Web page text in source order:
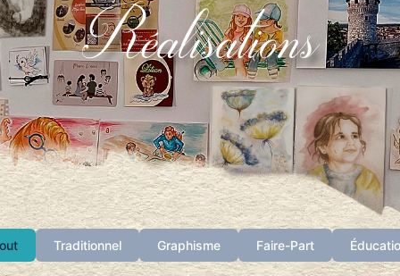
Réalisations
Traditionnel Graphisme Faire-Part